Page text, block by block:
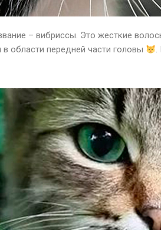
– вибриссы. Это жесткие
области передней части головы
.